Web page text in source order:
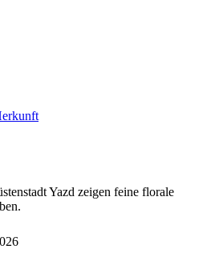
Yazd zeigen feine florale